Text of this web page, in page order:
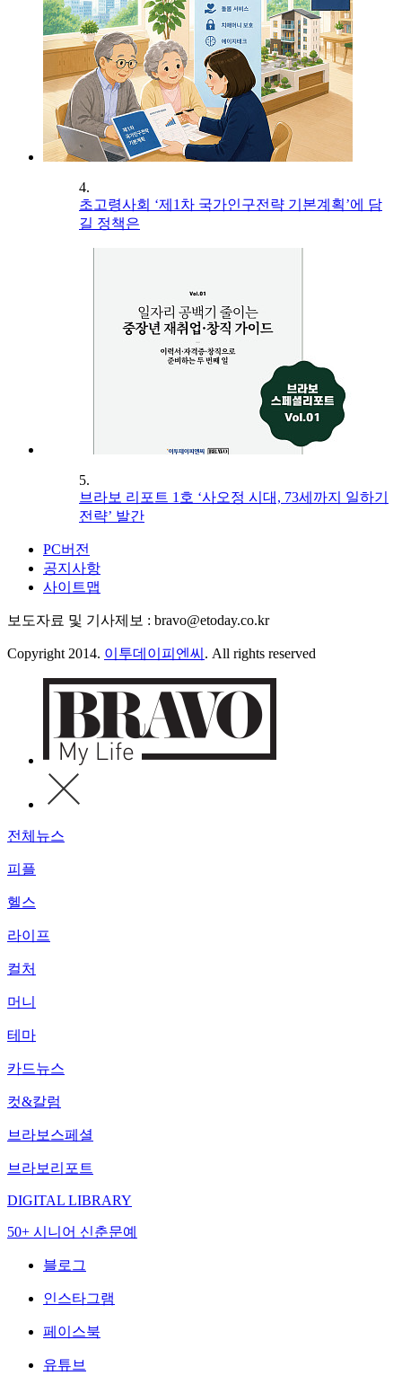
4.
초고령사회 ‘제1차 국가인구전략 기본계획’에 담
길 정책은
5.
브라보 리포트 1호 ‘사오정 시대, 73세까지 일하기
전략’ 발간
PC버전
공지사항
사이트맵
보도자료 및 기사제보 : bravo@etoday.co.kr
Copyright 2014. 이투데이피엔씨 . All rights reserved
전체뉴스
피플
헬스
라이프
컬처
머니
테마
카드뉴스
컷&칼럼
브라보스페셜
브라보리포트
DIGITAL LIBRARY
50+ 시니어 신춘문예
블로그
인스타그램
페이스북
유튜브